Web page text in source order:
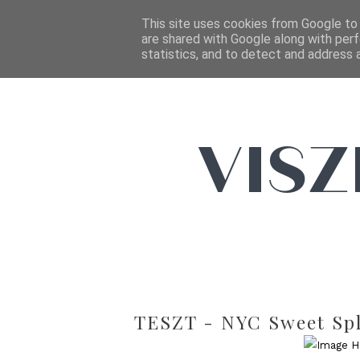
TESZT - NYC Sweet
This site uses cookies from Google
are shared with Google along with
statistics, and to detect and address